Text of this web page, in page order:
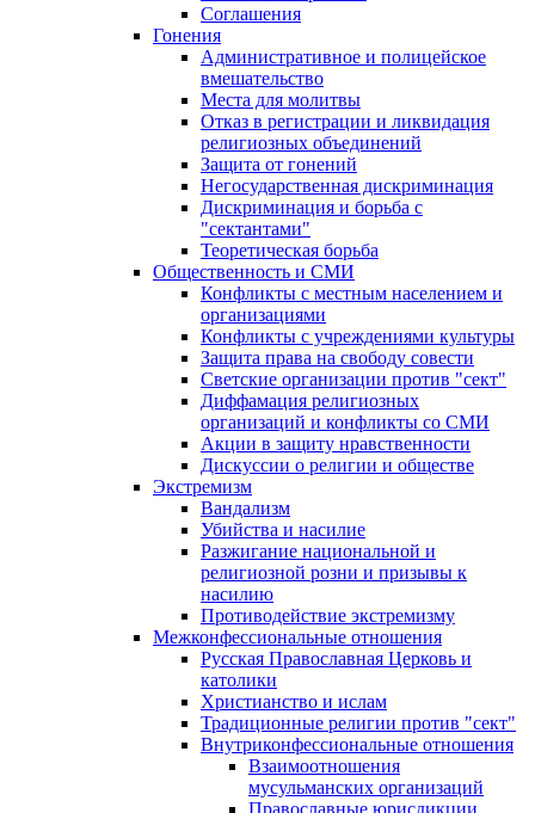
Соглашения
Гонения
Административное и полицейское
вмешательство
Места для молитвы
Отказ в регистрации и ликвидация
религиозных объединений
Защита от гонений
Негосударственная дискриминация
Дискриминация и борьба с
"сектантами"
Теоретическая борьба
Общественность и СМИ
Конфликты с местным населением и
организациями
Конфликты с учреждениями культуры
Защита права на свободу совести
Светские организации против "сект"
Диффамация религиозных
организаций и конфликты со СМИ
Акции в защиту нравственности
Дискуссии о религии и обществе
Экстремизм
Вандализм
Убийства и насилие
Разжигание национальной и
религиозной розни и призывы к
насилию
Противодействие экстремизму
Межконфессиональные отношения
Русская Православная Церковь и
католики
Христианство и ислам
Традиционные религии против "сект"
Внутриконфессиональные отношения
Взаимоотношения
мусульманских организаций